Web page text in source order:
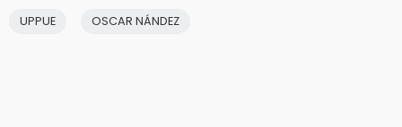
UPPUE OSCAR NÁNDEZ